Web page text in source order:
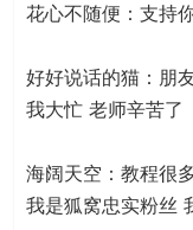
花心不随便：支持
好好说话的猫：朋
我大忙 老师辛苦了
海阔天空：教程很
我是狐窝忠实粉丝